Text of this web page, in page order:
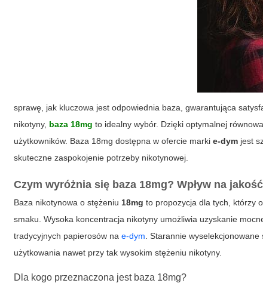
sprawę, jak kluczowa jest odpowiednia baza, gwarantująca
nikotyny, baza 18mg to idealny wybór. Dzięki optymalnej
użytkowników. Baza 18mg dostępna w ofercie markie-dym jest
skuteczne zaspokojenie potrzeby nikotynowej.
Czym wyróżnia się baza 18mg? Wpływ na
Baza nikotynowa o stężeniu 18mg to propozycja dla tych, którzy
smaku. Wysoka koncentracja nikotyny umożliwia uzyskanie
tradycyjnych papierosów nae-dym . Starannie
użytkowania nawet przy tak wysokim stężeniu nikotyny.
Dla kogo przeznaczona jest baza 18mg?